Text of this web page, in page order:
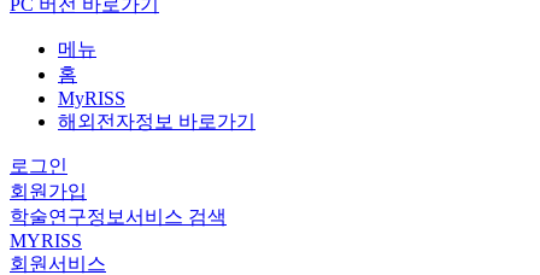
메뉴
홈
MyRISS
해외전자정보 바로가기
로그인
회원가입
학술연구정보서비스 검색
MYRISS
회원서비스